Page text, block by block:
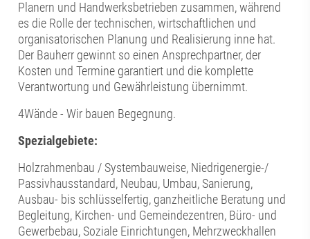
Planern und Handwerksbetrieben zusammen, während
es die Rolle der technischen, wirtschaftlichen und
organisatorischen Planung und Realisierung inne hat.
Der Bauherr gewinnt so einen Ansprechpartner, der
Kosten und Termine garantiert und die komplette
Verantwortung und Gewährleistung übernimmt.
4Wände - Wir bauen Begegnung.
Spezialgebiete:
Holzrahmenbau / Systembauweise, Niedrigenergie-/
Passivhausstandard, Neubau, Umbau, Sanierung,
Ausbau- bis schlüsselfertig, ganzheitliche Beratung und
Begleitung, Kirchen- und Gemeindezentren, Büro- und
Gewerbebau, Soziale Einrichtungen, Mehrzweckhallen